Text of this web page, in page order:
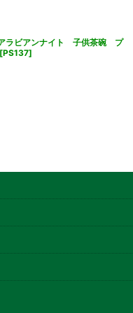
ラビアンナイト 子供茶碗 プ
[PS137]